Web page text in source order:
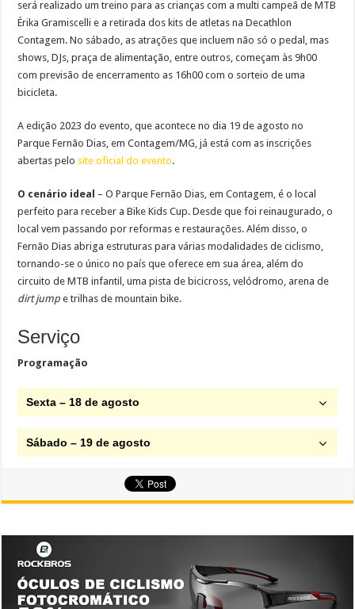
será realizado um treino para as crianças com a multi campeã de MTB
Érika Gramiscelli e a retirada dos kits de atletas na Decathlon
Contagem. No sábado, as atrações que incluem não só o pedal, mas
shows, DJs, praça de alimentação, entre outros, começam às 9h00
com previsão de encerramento as 16h00 com o sorteio de uma
bicicleta.
A edição 2023 do evento, que acontece no dia 19 de agosto no
Parque Fernão Dias, em Contagem/MG, já está com as inscrições
abertas pelo site oficial do evento.
O cenário ideal – O Parque Fernão Dias, em Contagem, é o local
perfeito para receber a Bike Kids Cup. Desde que foi reinaugurado, o
local vem passando por reformas e restaurações. Além disso, o
Fernão Dias abriga estruturas para várias modalidades de ciclismo,
tornando-se o único no país que oferece em sua área, além do
circuito de MTB infantil, uma pista de bicicross, velódromo, arena de
dirt jump e trilhas de mountain bike.
Serviço
Programação
Sexta – 18 de agosto
Sábado – 19 de agosto